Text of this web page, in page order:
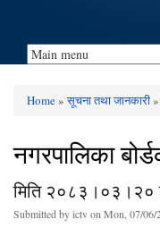
You are here
Home»सूचना तथा जानकारी
नगरपालिका
मिति २०८३।०३।२०
Submitted byictvon Mon, 07/06/